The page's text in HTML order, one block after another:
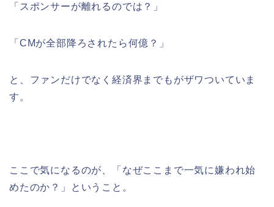
「スポンサーが離れるのでは？」
「CMが全部降ろされたら何億？」
と、ファンだけでなく経済界までもがザワついていま
す。
ここで気になるのが、「なぜここまで一気に嫌われ始
めたのか？」ということ。